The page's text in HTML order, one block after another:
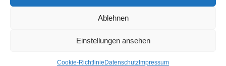
Ablehnen
Einstellungen ansehen
Cookie-Richtlinie Datenschutz Impressum
GmbH